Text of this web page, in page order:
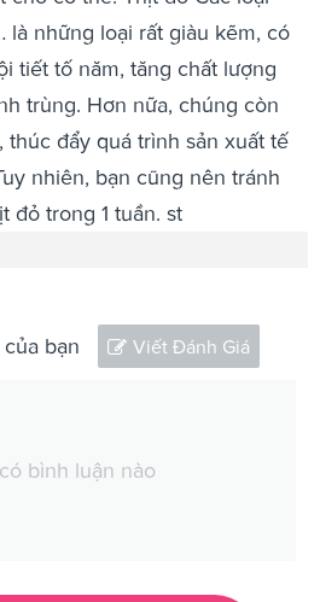
là những loại rất giàu kẽm, có
tiết tố năm, tăng chất lượng
trùng. Hơn nữa, chúng còn
thúc đẩy quá trình sản xuất tế
nhiên, bạn cũng nên tránh
đỏ trong 1 tuần. st
bạn Viết Đánh Giá
bình luận nào